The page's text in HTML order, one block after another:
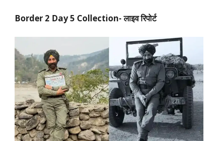
Border 2 Day 5 Collection- लाइव रिपोर्ट